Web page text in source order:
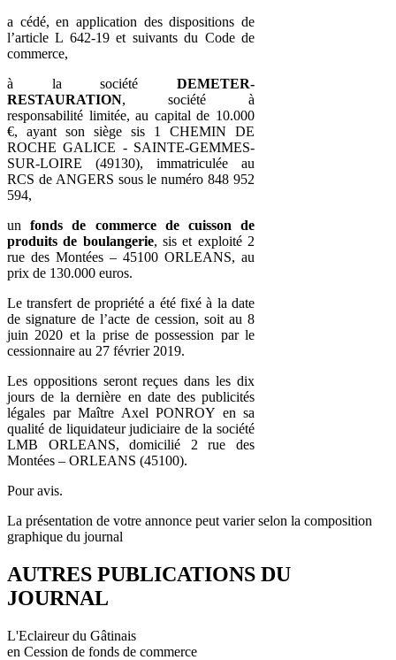
a cédé, en application des dispositions de
l’article L 642-19 et suivants du Code de
commerce,
à la société DEMETER-
RESTAURATION, société à
responsabilité limitée, au capital de 10.000
€, ayant son siège sis 1 CHEMIN DE
ROCHE GALICE - SAINTE-GEMMES-
SUR-LOIRE (49130), immatriculée au
RCS de ANGERS sous le numéro 848 952
594,
unfonds de commerce de cuisson de
produits de boulangerie, sis et exploité 2
rue des Montées – 45100 ORLEANS, au
prix de 130.000 euros.
Le transfert de propriété a été fixé à la date
de signature de l’acte de cession, soit au 8
juin 2020 et la prise de possession par le
cessionnaire au 27 février 2019.
Les oppositions seront reçues dans les dix
jours de la dernière en date des publicités
légales par Maître Axel PONROY en sa
qualité de liquidateur judiciaire de la société
LMB ORLEANS, domicilié 2 rue des
Montées – ORLEANS (45100).
Pour avis.
La présentation de votre annonce peut varier selon la composition
graphique du journal
AUTRES PUBLICATIONS DU
JOURNAL
L'Eclaireur du Gâtinais
en Cession de fonds de commerce